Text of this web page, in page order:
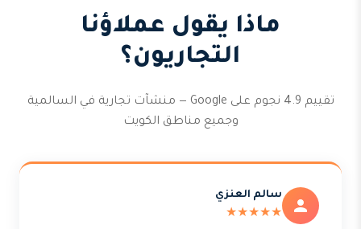
ماذا يقول عملاؤنا
التجاريون؟
تقييم 4.9 نجوم على Google — منشآت تجارية في السالمية
وجميع مناطق الكويت
سالم العنزي
★★★★★